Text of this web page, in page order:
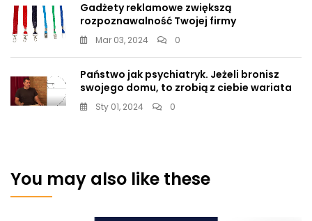
Gadżety reklamowe zwiększą
rozpoznawalność Twojej firmy
Mar 03, 2024 0
Państwo jak psychiatryk. Jeżeli bronisz
swojego domu, to zrobią z ciebie wariata
Sty 01, 2024 0
You may also like these